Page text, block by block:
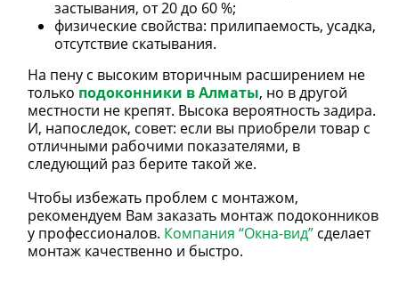
застывания, от 20 до 60 %;
физические свойства: прилипаемость, усадка,
отсутствие скатывания.
На пену с высоким вторичным расширением не
только подоконники в Алматы, но в другой
местности не крепят. Высока вероятность задира.
И, напоследок, совет: если вы приобрели товар с
отличными рабочими показателями, в
следующий раз берите такой же.
Чтобы избежать проблем с монтажом,
рекомендуем Вам заказать монтаж подоконников
у профессионалов. Компания “Окна-вид” сделает
монтаж качественно и быстро.